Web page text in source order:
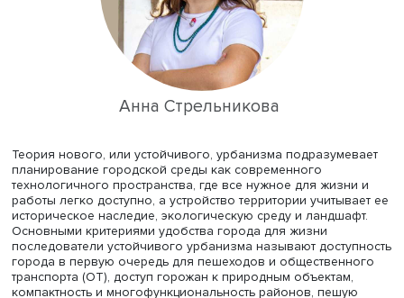
Анна Стрельникова